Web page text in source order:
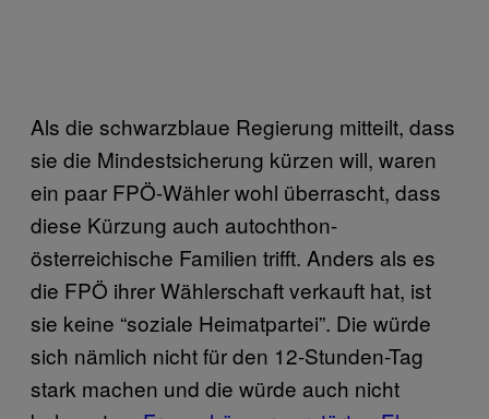
Als die schwarzblaue Regierung mitteilt, dass
sie die Mindestsicherung kürzen will, waren
ein paar FPÖ-Wähler wohl überrascht, dass
diese Kürzung auch autochthon-
österreichische Familien trifft. Anders als es
die FPÖ ihrer Wählerschaft verkauft hat, ist
sie keine “soziale Heimatpartei”. Die würde
sich nämlich nicht für den 12-Stunden-Tag
stark machen und die würde auch nicht